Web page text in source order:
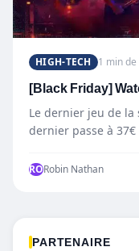
HIGH-TECH 1 min de
[Black Friday]
Le dernier jeu de la
dernier passe à
RORobin Nathan
PARTENAIRE